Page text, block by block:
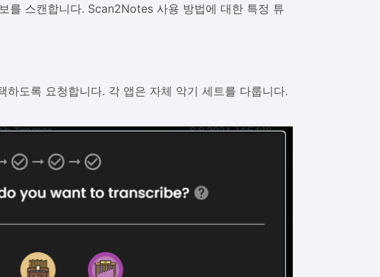
를 스캔합니다. Scan2Notes 사용 방법에 대한 특정 튜
하도록 요청합니다. 각 앱은 자체 악기 세트를 다룹니다.